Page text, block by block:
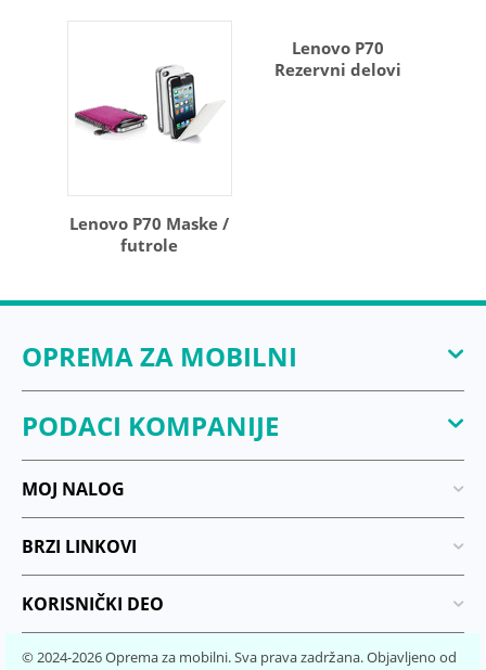
Lenovo P70 Maske /
futrole
Lenovo P70
Rezervni delovi
OPREMA ZA MOBILNI
PODACI KOMPANIJE
MOJ NALOG
BRZI LINKOVI
KORISNIČKI DEO
© 2024-2026 Oprema za mobilni. Sva prava zadržana. Objavljeno od